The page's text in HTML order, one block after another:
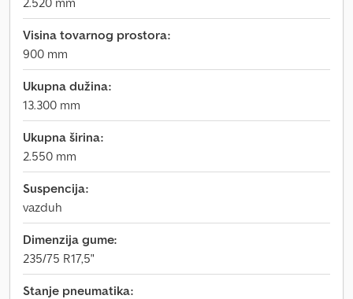
Visina tovarnog prostora:
900 mm
Ukupna dužina:
13.300 mm
Ukupna širina:
2.550 mm
Suspencija:
vazduh
Dimenzija gume:
235/75 R17,5"
Stanje pneumatika: